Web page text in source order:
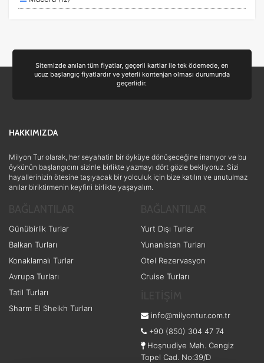
Kayak ve Kış Sporları(5)
Ek Hizmetler
Eğitim(1)
Sitemizde anılan tüm fiyatlar, geçerli kartlar ile tek ödemede, en
ucuz başlangıç fiyatlardır ve yeterli kontenjan olması durumunda
geçerlidir.
HAKKIMIZDA
Milyon Tur olarak, her seyahatin bir öyküye dönüşeceğine inanıyor ve bu
öykünün başlangıcını sizinle birlikte yazmayı dört gözle bekliyoruz. Sizi
hayallerinizin ötesine taşıyacak bir yolculuk için bize katılın ve unutulmaz
anılar biriktirmenin keyfini birlikte yaşayalım.
Günübirlik Turlar
Balkan Turları
Konaklamalı Turlar
Avrupa Turları
Tatil Turları
Sharm El Sheikh Turları
Yurt Dışı Turlar
Yunanistan Turları
Otel Rezervasyon
Cruise Turları
info@milyontur.com.tr
+90 (850) 304 47 74
Hoşnudiye Mah. Cengiz
Topel Cad. No:39/D